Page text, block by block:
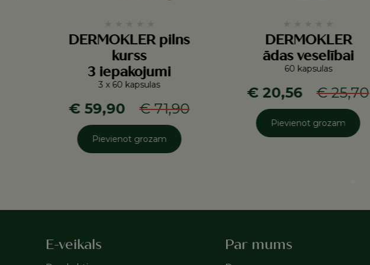
DERMOKLER pilns
kurss
3 iepakojumi
3 x 60 kapsulas
€ 59,90 € 71,90
Pievienot grozam
DERMOKLER
ādas veselībai
60 kapsulas
€ 20,56 € 25,70
Pievienot grozam
E-veikals Par mums